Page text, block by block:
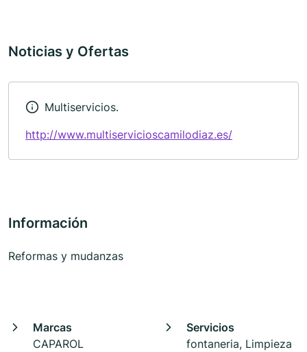
Noticias y Ofertas
Multiservicios.
http://www.multiservicioscamilodiaz.es/
Información
Reformas y mudanzas
Marcas
CAPAROL
Servicios
fontaneria, Limpieza